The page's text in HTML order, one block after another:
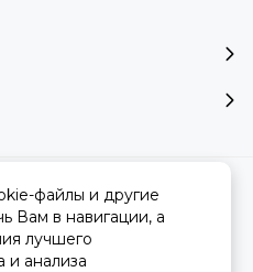
Карта сайта
файлы и другие
Вам в навигации, а
лучшего
и анализа